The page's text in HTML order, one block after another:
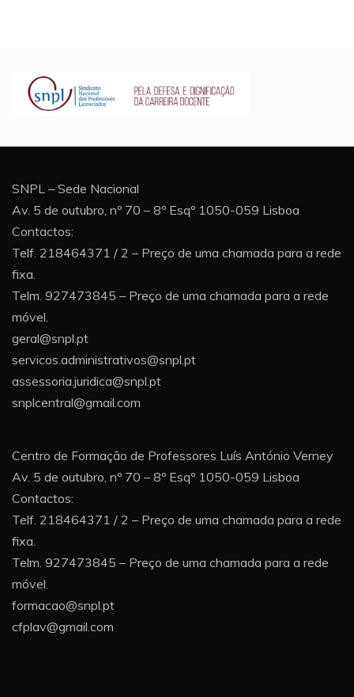
SNPL – Sede Nacional
Av. 5 de outubro, nº 70 – 8º Esqº 1050-059 Lisboa
Contactos:
Telf. 218464371 / 2 – Preço de uma chamada para a rede
fixa.
Telm. 927473845 – Preço de uma chamada para a rede
móvel.
geral@snpl.pt
servicos.administrativos@snpl.pt
assessoria.juridica@snpl.pt
snplcentral@gmail.com
Centro de Formação de Professores Luís António Verney
Av. 5 de outubro, nº 70 – 8º Esqº 1050-059 Lisboa
Contactos:
Telf. 218464371 / 2 – Preço de uma chamada para a rede
fixa.
Telm. 927473845 – Preço de uma chamada para a rede
móvel.
formacao@snpl.pt
cfplav@gmail.com